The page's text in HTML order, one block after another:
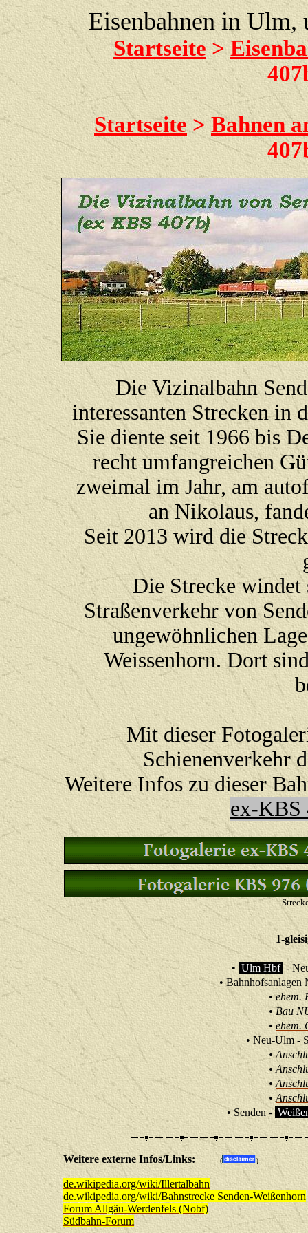
Eisenbahnen in
Startseite>
Startseite>Bahnen
Die Vizinalbahn
interessanten Strecken
Sie diente seit 1966 bis
recht umfangreichen
zweimal im Jahr, am
an Nikolaus,
Seit 2013 wird die
Die Strecke windet
Straßenverkehr von
ungewöhnlichen
Weissenhorn. Dort
Mit dieser
Schienenverkehr
Weitere Infos zu dieser
ex-KBS
1-
• Ulm Hbf -
•
•ehem.
•Bau
• ehem.
• Neu-Ulm
•
•
•
•
• Senden -
Weitere externe Infos/Links: ( )
de.wikipedia.org/wiki/Illertalbahn
de.wikipedia.org/wiki/Bahnstrecke Senden-Weißenhorn
Forum Allgäu-Werdenfels (Nobf)
Südbahn-Forum